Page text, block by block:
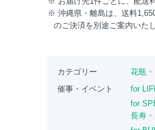
※ 沖縄県・離島は、送料
のご決済を別途ご案内いたし
カテゴリー 花瓶
催事・イベント
for
for
長寿